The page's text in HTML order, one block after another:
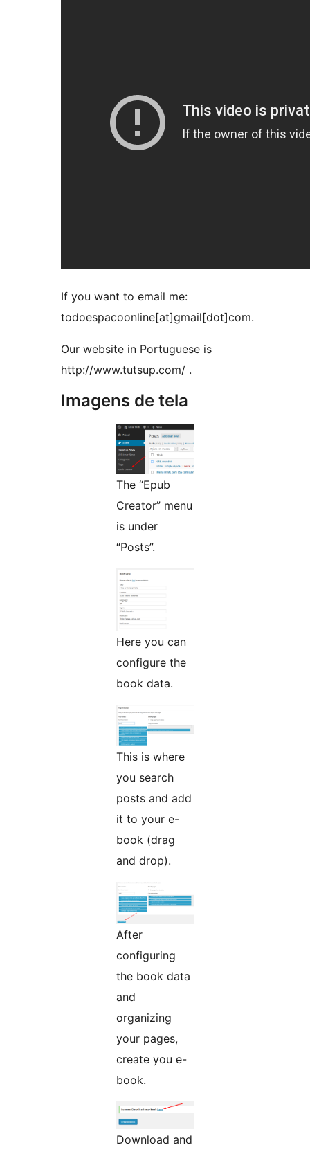
If you want to email me:
todoespacoonline[at]gmail[dot]com.
Our website in Portuguese is
http://www.tutsup.com/ .
Imagens de tela
The “Epub
Creator” menu
is under
“Posts”.
Here you can
configure the
book data.
This is where
you search
posts and add
it to your e-
book (drag
and drop).
After
configuring
the book data
and
organizing
your pages,
create you e-
book.
Download and